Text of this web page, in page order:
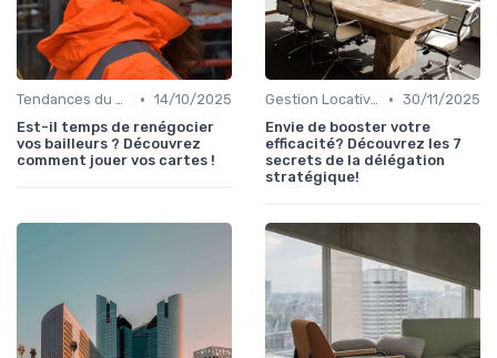
Tendances du Marché Immobilier Commercial • 14/10/2025
Est-il temps de renégocier
vos bailleurs ? Découvrez
comment jouer vos cartes !
Gestion Locative et Asset Management • 30/11/2025
Envie de booster votre
efficacité? Découvrez les 7
secrets de la délégation
stratégique!